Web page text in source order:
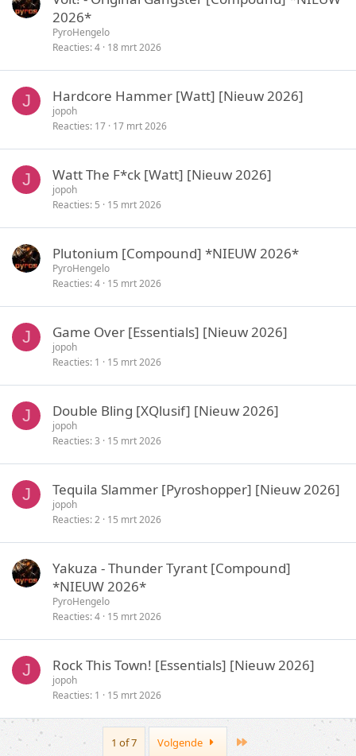
2026*
PyroHengelo
Reacties 4 18 mrt 2026
J Hardcore Hammer [Watt] [Nieuw 2026]
jopoh
Reacties 17 17 mrt 2026
J Watt The F*ck [Watt] [Nieuw 2026]
jopoh
Reacties 5 15 mrt 2026
Plutonium [Compound] *NIEUW 2026*
PyroHengelo
Reacties 4 15 mrt 2026
J Game Over [Essentials] [Nieuw 2026]
jopoh
Reacties 1 15 mrt 2026
J Double Bling [XQlusif] [Nieuw 2026]
jopoh
Reacties 3 15 mrt 2026
J Tequila Slammer [Pyroshopper] [Nieuw 2026]
jopoh
Reacties 2 15 mrt 2026
Yakuza - Thunder Tyrant [Compound]
*NIEUW 2026*
PyroHengelo
Reacties 4 15 mrt 2026
J Rock This Town! [Essentials] [Nieuw 2026]
jopoh
Reacties 1 15 mrt 2026
1 of 7 Volgende Last